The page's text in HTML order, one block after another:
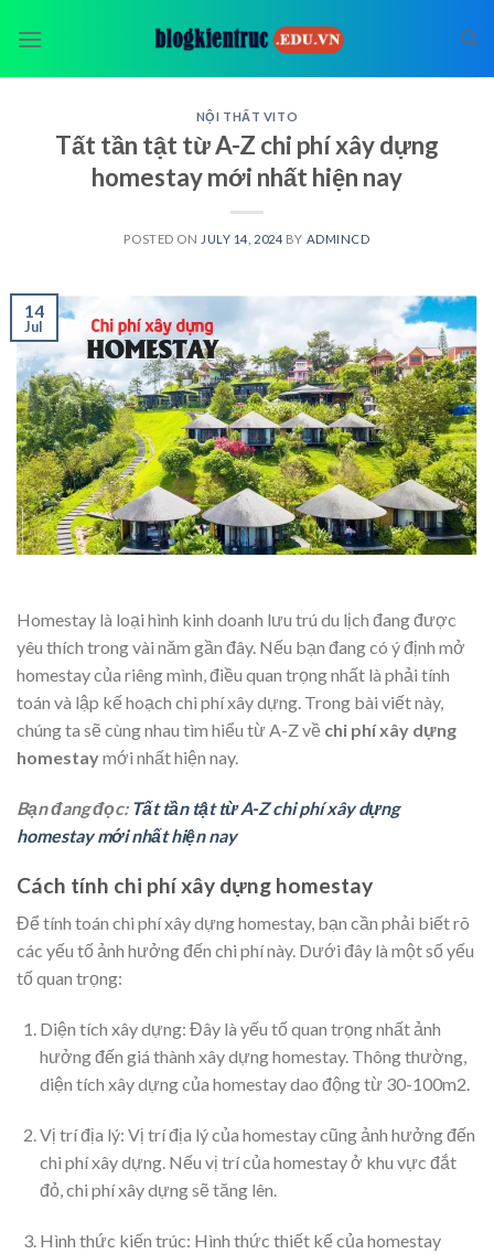
NỘI THẤT VITO
Tất tần tật từ A-Z chi phí xây dựng
homestay mới nhất hiện nay
POSTED ON JULY 14, 2024 BY ADMINCD
14
Jul
Homestay là loại hình kinh doanh lưu trú du lịch đang được
yêu thích trong vài năm gần đây. Nếu bạn đang có ý định mở
homestay của riêng mình, điều quan trọng nhất là phải tính
toán và lập kế hoạch chi phí xây dựng. Trong bài viết này,
chúng ta sẽ cùng nhau tìm hiểu từ A-Z về chi phí xây dựng
homestaymới nhất hiện nay.
Bạn đang đọc: Tất tần tật từ A-Z chi phí xây dựng
homestay mới nhất hiện nay
Cách tính chi phí xây dựng homestay
Để tính toán chi phí xây dựng homestay, bạn cần phải biết rõ
các yếu tố ảnh hưởng đến chi phí này. Dưới đây là một số yếu
tố quan trọng:
Diện tích xây dựng: Đây là yếu tố quan trọng nhất ảnh
hưởng đến giá thành xây dựng homestay. Thông thường,
diện tích xây dựng của homestay dao động từ 30-100m2.
Vị trí địa lý: Vị trí địa lý của homestay cũng ảnh hưởng đến
chi phí xây dựng. Nếu vị trí của homestay ở khu vực đắt
đỏ, chi phí xây dựng sẽ tăng lên.
Hình thức kiến trúc: Hình thức thiết kế của homestay